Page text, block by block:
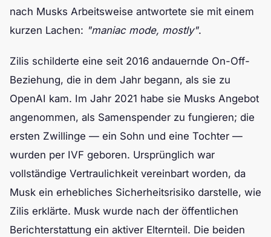
nach Musks Arbeitsweise antwortete sie mit einem
kurzen Lachen: "maniac mode, mostly".
Zilis schilderte eine seit 2016 andauernde On-Off-
Beziehung, die in dem Jahr begann, als sie zu
OpenAI kam. Im Jahr 2021 habe sie Musks Angebot
angenommen, als Samenspender zu fungieren; die
ersten Zwillinge — ein Sohn und eine Tochter —
wurden per IVF geboren. Ursprünglich war
vollständige Vertraulichkeit vereinbart worden, da
Musk ein erhebliches Sicherheitsrisiko darstelle, wie
Zilis erklärte. Musk wurde nach der öffentlichen
Berichterstattung ein aktiver Elternteil. Die beiden